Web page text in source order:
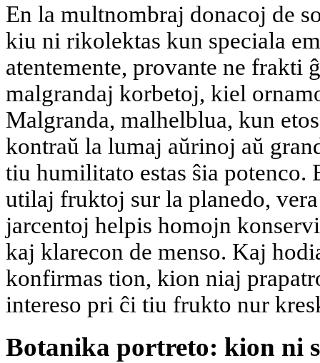
En la multnombraj donacoj de
kiu ni rikolektas kun speciala
atentemente, provante ne frakti
malgrandaj korbetoj, kiel
Malgranda, malhelblua, kun
kontraŭ la lumaj aŭrinoj aŭ
tiu humilitato estas ŝia
utilaj fruktoj sur la planedo,
jarcentoj helpis homojn
kaj klarecon de menso. Kaj
konfirmas tion, kion niaj
intereso pri ĉi tiu frukto nur
Botanika portreto: kion ni